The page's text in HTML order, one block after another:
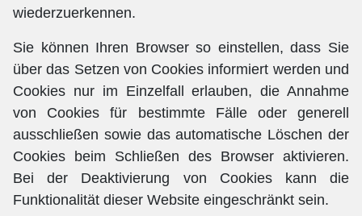
wiederzuerkennen.
Sie können Ihren Browser so einstellen, dass Sie
über das Setzen von Cookies informiert werden und
Cookies nur im Einzelfall erlauben, die Annahme
von Cookies für bestimmte Fälle oder generell
ausschließen sowie das automatische Löschen der
Cookies beim Schließen des Browser aktivieren.
Bei der Deaktivierung von Cookies kann die
Funktionalität dieser Website eingeschränkt sein.